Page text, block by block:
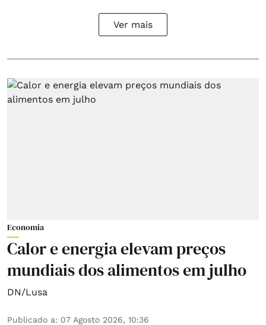
Ver mais
Economia
Calor e energia elevam preços
mundiais dos alimentos em julho
DN/Lusa
Publicado a: 07 Agosto 2026, 10:36